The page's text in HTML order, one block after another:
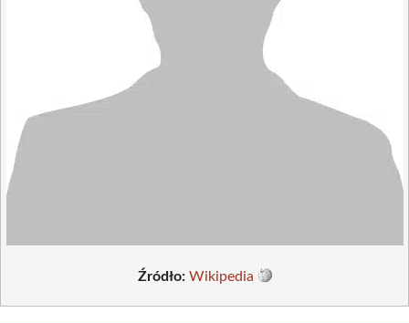
Źródło: Wikipedia